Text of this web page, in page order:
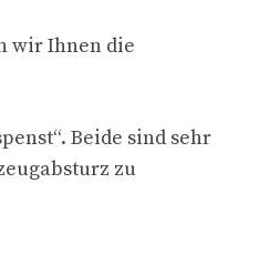
wir Ihnen die
Beide sind sehr
zu